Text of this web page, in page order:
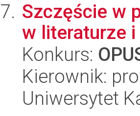
Szczęście w
w literaturze
Konkurs:
Kierownik:
Uniwersytet